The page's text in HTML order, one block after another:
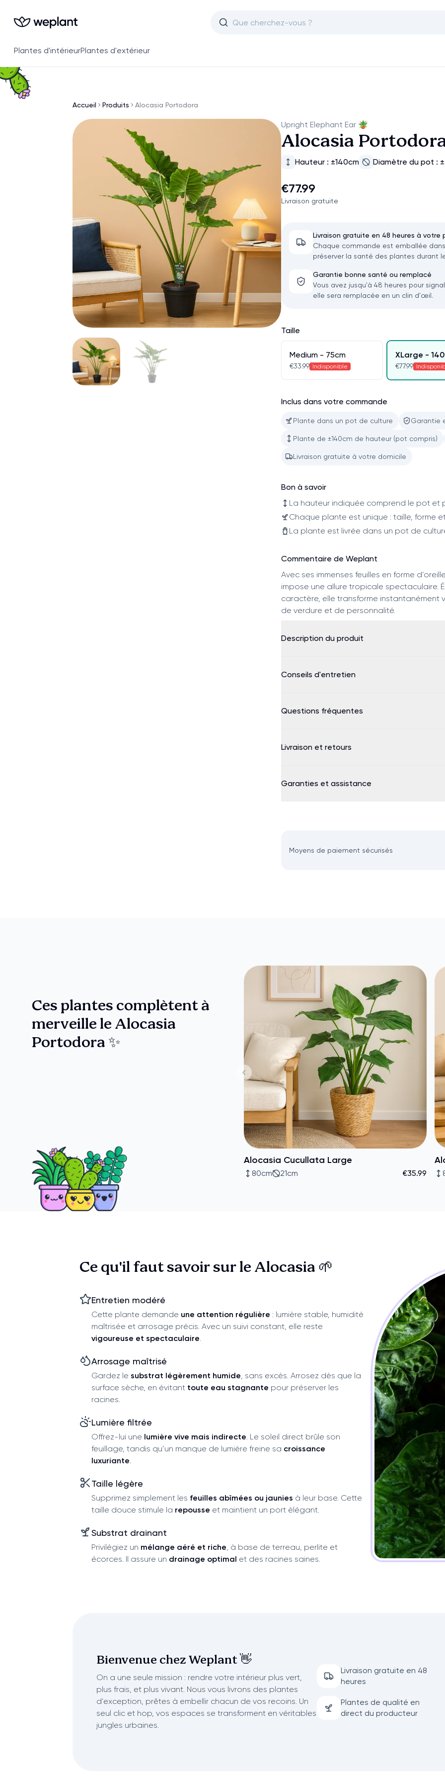
Plantes d'intérieurPlantes d'extérieur
Accueil Produits Alocasia Portodora
Upright Elephant Ear 🪴
Alocasia
Hauteur : ±140cm Diamètre du pot :
€77.99
Livraison gratuite
Livraison gratuite en 48 heures à votre
Chaque commande est emballée
préserver la santé des plantes durant
Garantie bonne santé ou remplacé
Vous avez jusqu'à 48 heures pour
elle sera remplacée en un clin d'œil.
Taille
Medium - 75cm
€33.99 Indisponible
XLarge -
€77.99
Inclus dans votre commande
Plante dans un pot de culture Garantie
Plante de ±140cm de hauteur (pot compris)
Livraison gratuite à votre domicile
Bon à savoir
La hauteur indiquée comprend le pot et
Chaque plante est unique : taille, forme
La plante est livrée dans un pot de
Commentaire de Weplant
Avec ses immenses feuilles en forme
impose une allure tropicale spectaculaire.
caractère, elle transforme instantanément
de verdure et de personnalité.
Description du produit
Conseils d'entretien
Questions fréquentes
Livraison et retours
Garanties et assistance
Moyens de paiement sécurisés
Ces plantes complètent à
merveille le Alocasia
Portodora ✨
Alocasia Cucullata Large
80cm 21cm €35.99
Ce qu'il faut savoir sur le Alocasia 🌱
Entretien modéré
Cette plante demande une attention régulière : lumière stable, humidité
maîtrisée et arrosage précis. Avec un suivi constant, elle reste
vigoureuse et spectaculaire.
Arrosage maîtrisé
Gardez le substrat légèrement humide, sans excès. Arrosez dès que la
surface sèche, en évitant toute eau stagnante pour préserver les
racines.
Lumière filtrée
Offrez-lui une lumière vive mais indirecte. Le soleil direct brûle son
feuillage, tandis qu’un manque de lumière freine sa croissance
luxuriante.
Taille légère
Supprimez simplement les feuilles abîmées ou jaunies à leur base. Cette
taille douce stimule la repousse et maintient un port élégant.
Substrat drainant
Privilégiez un mélange aéré et riche, à base de terreau, perlite et
écorces. Il assure un drainage optimal et des racines saines.
Bienvenue chez Weplant 👋
On a une seule mission : rendre votre intérieur plus vert,
plus frais, et plus vivant. Nous vous livrons des plantes
d'exception, prêtes à embellir chacun de vos recoins. Un
seul clic et hop, vos espaces se transforment en véritables
jungles urbaines.
Livraison gratuite en 48
heures
Plantes de qualité en
direct du producteur